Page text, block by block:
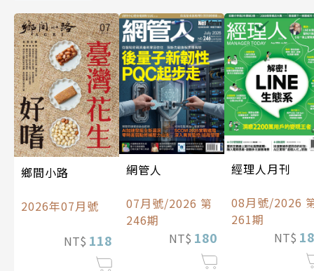
鄉間小路
2026年07月號
NT$ 118
網管人
07月號/2026 第
246期
NT$ 180
經理人月刊
08月號/2026
261期
NT$